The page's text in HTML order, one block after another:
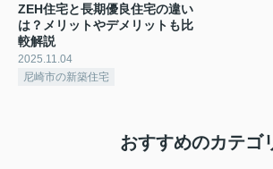
ZEH住宅と長期優良住宅の違い
は？メリットやデメリットも比
較解説
2025.11.04
尼崎市の新築住宅
おすすめのカテゴ